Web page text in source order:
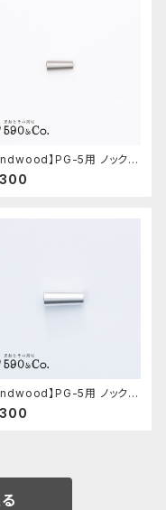
】PG-5用 ノック部
(ステンレス)
】PG-5用 ノック部
(超超ジュラルミン)